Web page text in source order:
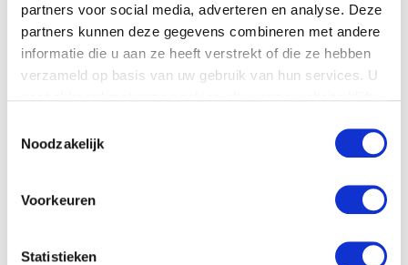
partners voor social media, adverteren en analyse. Deze
partners kunnen deze gegevens combineren met andere
informatie die u aan ze heeft verstrekt of die ze hebben
verzameld op basis van uw gebruik van hun services. U
Noodzakelijk
Voorkeuren
Statistieken